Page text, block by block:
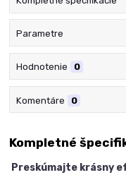
Parametre
Hodnotenie 0
Komentáre 0
Kompletné
Preskúmajte krásny